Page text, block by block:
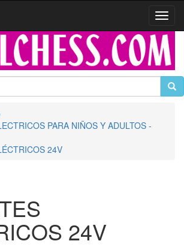
PARA NIÑOS Y ADULTOS -
24V
24V